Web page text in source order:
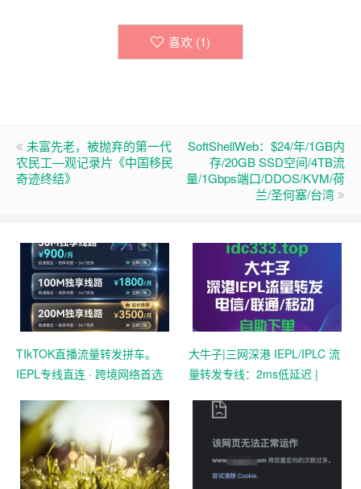
喜欢 (1)
未富先老，被抛弃的第一代
农民工—观记录片《中国移民
奇迹终结》
SoftShellWeb：$24/年/1GB内
存/20GB SSD空间/4TB流
量/1Gbps端口/DDOS/KVM/荷
兰/圣何塞/台湾
TIkTOK直播流量转发拼车。
IEPL专线直连 · 跨境网络首选
大牛子|三网深港 IEPL/IPLC 流
量转发专线：2ms低延迟 |